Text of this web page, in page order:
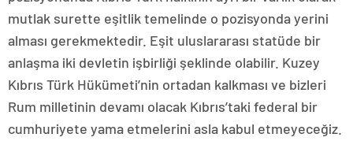
mutlak surette eşitlik temelinde o pozisyonda yerini
alması gerekmektedir. Eşit uluslararası statüde bir
anlaşma iki devletin işbirliği şeklinde olabilir. Kuzey
Kıbrıs Türk Hükümeti’nin ortadan kalkması ve bizleri
Rum milletinin devamı olacak Kıbrıs’taki federal bir
cumhuriyete yama etmelerini asla kabul etmeyeceğiz.